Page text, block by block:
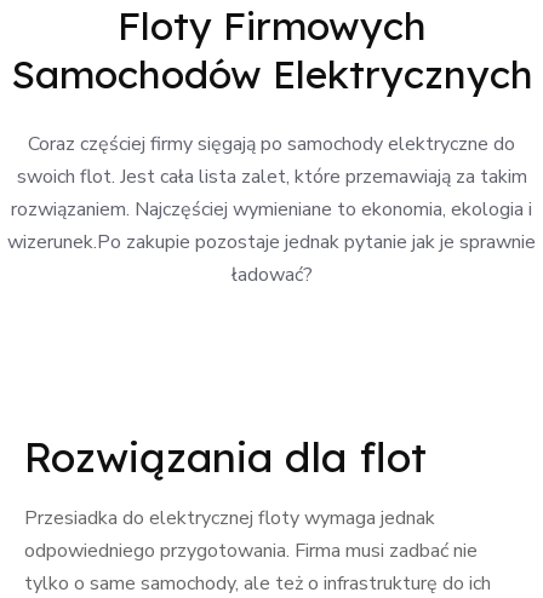
Floty Firmowych
Samochodów Elektrycznych
Coraz częściej firmy sięgają po samochody elektryczne do
swoich flot. Jest cała lista zalet, które przemawiają za takim
rozwiązaniem. Najczęściej wymieniane to ekonomia, ekologia i
wizerunek.Po zakupie pozostaje jednak pytanie jak je sprawnie
ładować?
Rozwiązania dla flot
Przesiadka do elektrycznej floty wymaga jednak
odpowiedniego przygotowania. Firma musi zadbać nie
tylko o same samochody, ale też o infrastrukturę do ich